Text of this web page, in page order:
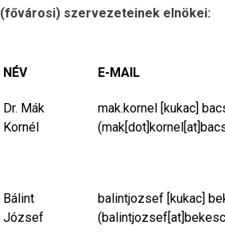
(fővárosi) szervezeteinek elnökei:
NÉV E-MAIL
Dr. Mák
Kornél
mak.kornel [kukac]
Bálint
József
balintjozsef [kukac]